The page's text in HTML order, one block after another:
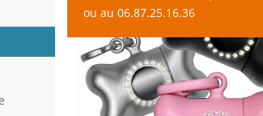
ou au 06.87.25.16.36